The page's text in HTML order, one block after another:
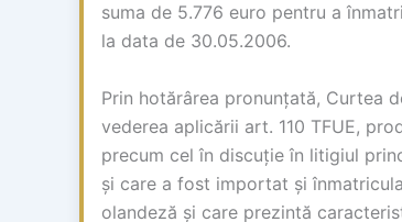
suma de 5.776 euro pentru a
la data de 30.05.2006.
Prin hotărârea pronunțată, Curtea
vederea aplicării art. 110 TFUE,
precum cel în discuție în litigiul
și care a fost importat și
olandeză și care prezintă